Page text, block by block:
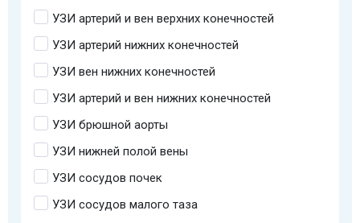
УЗИ артерий и вен верхних конечностей
УЗИ артерий нижних конечностей
УЗИ вен нижних конечностей
УЗИ артерий и вен нижних конечностей
УЗИ брюшной аорты
УЗИ нижней полой вены
УЗИ сосудов почек
УЗИ сосудов малого таза